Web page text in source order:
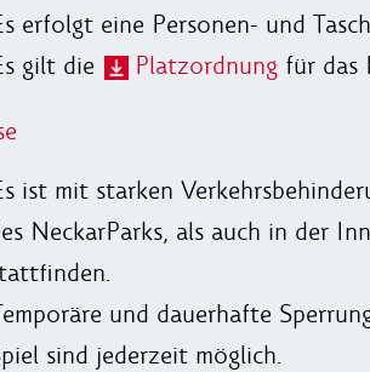
erfolgt eine Personen- und
gilt die
Platzordnung für das
ist mit starken
NeckarParks, als auch in der
und dauerhafte
sind jederzeit möglich.